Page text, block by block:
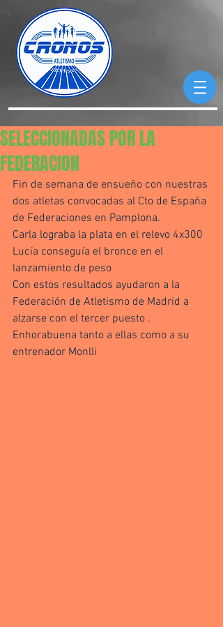
SELECCIONADAS POR LA
FEDERACION
Fin de semana de ensueño con nuestras
dos atletas convocadas al Cto de España
de Federaciones en Pamplona.
Carla lograba la plata en el relevo 4x300
Lucía conseguía el bronce en el
lanzamiento de peso
Con estos resultados ayudaron a la
Federación de Atletismo de Madrid a
alzarse con el tercer puesto .
Enhorabuena tanto a ellas como a su
entrenador Monlli